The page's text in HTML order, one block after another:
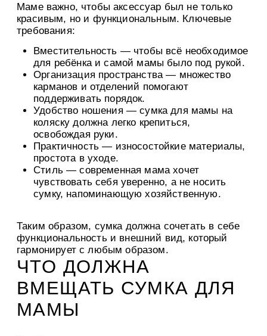
Маме важно, чтобы аксессуар был не только
красивым, но и функциональным. Ключевые
требования:
Вместительность — чтобы всё необходимое
для ребёнка и самой мамы было под рукой.
Организация пространства — множество
карманов и отделений помогают
поддерживать порядок.
Удобство ношения — сумка для мамы на
коляску должна легко крепиться,
освобождая руки.
Практичность — износостойкие материалы,
простота в уходе.
Стиль— современная мама хочет
чувствовать себя уверенно, а не носить
сумку, напоминающую хозяйственную.
Таким образом, сумка должна сочетать в себе
функциональность и внешний вид, который
гармонирует с любым образом.
ЧТО ДОЛЖНА
ВМЕЩАТЬ СУМКА ДЛЯ
МАМЫ